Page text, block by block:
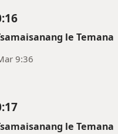
le Temana
9:36
le Temana